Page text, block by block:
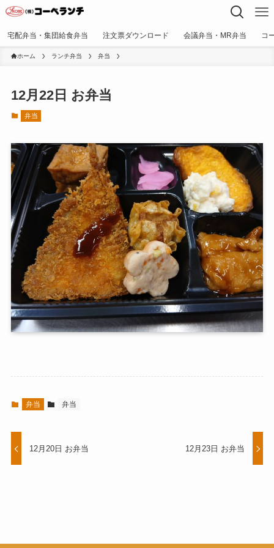
宅配弁当・集団給食弁当 注文票ダウンロード 会議弁当・MR弁当 コ
ホーム ランチ弁当 弁当
12月22日 お弁当
弁当
弁当 弁当
12月20日 お弁当 12月23日 お弁当